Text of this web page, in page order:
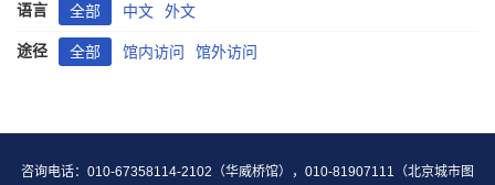
语言 全部 中文 外文
途径 全部 馆内访问 馆外访问
咨询电话：010-67358114-2102（华威桥馆），010-81907111（北京城市图